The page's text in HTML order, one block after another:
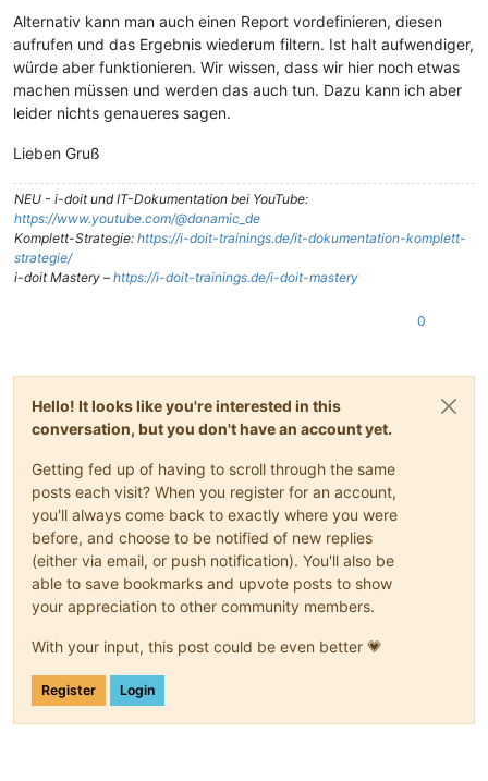
Alternativ kann man auch einen Report vordefinieren, diesen
aufrufen und das Ergebnis wiederum filtern. Ist halt aufwendiger,
würde aber funktionieren. Wir wissen, dass wir hier noch etwas
machen müssen und werden das auch tun. Dazu kann ich aber
leider nichts genaueres sagen.
Lieben Gruß
NEU - i-doit und IT-Dokumentation bei YouTube:
https://www.youtube.com/@donamic_de
Komplett-Strategie: https://i-doit-trainings.de/it-dokumentation-komplett-
strategie/
i-doit Mastery – https://i-doit-trainings.de/i-doit-mastery
0
Hello! It looks like you're interested in this
conversation, but you don't have an account yet.
Getting fed up of having to scroll through the same
posts each visit? When you register for an account,
you'll always come back to exactly where you were
before, and choose to be notified of new replies
(either via email, or push notification). You'll also be
able to save bookmarks and upvote posts to show
your appreciation to other community members.
With your input, this post could be even better 💗
Register Login